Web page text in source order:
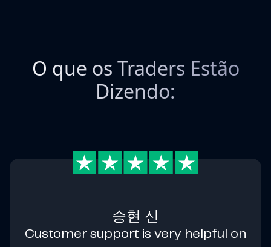
O que os Traders Estão
Dizendo:
승현 신
Customer support is very helpful on